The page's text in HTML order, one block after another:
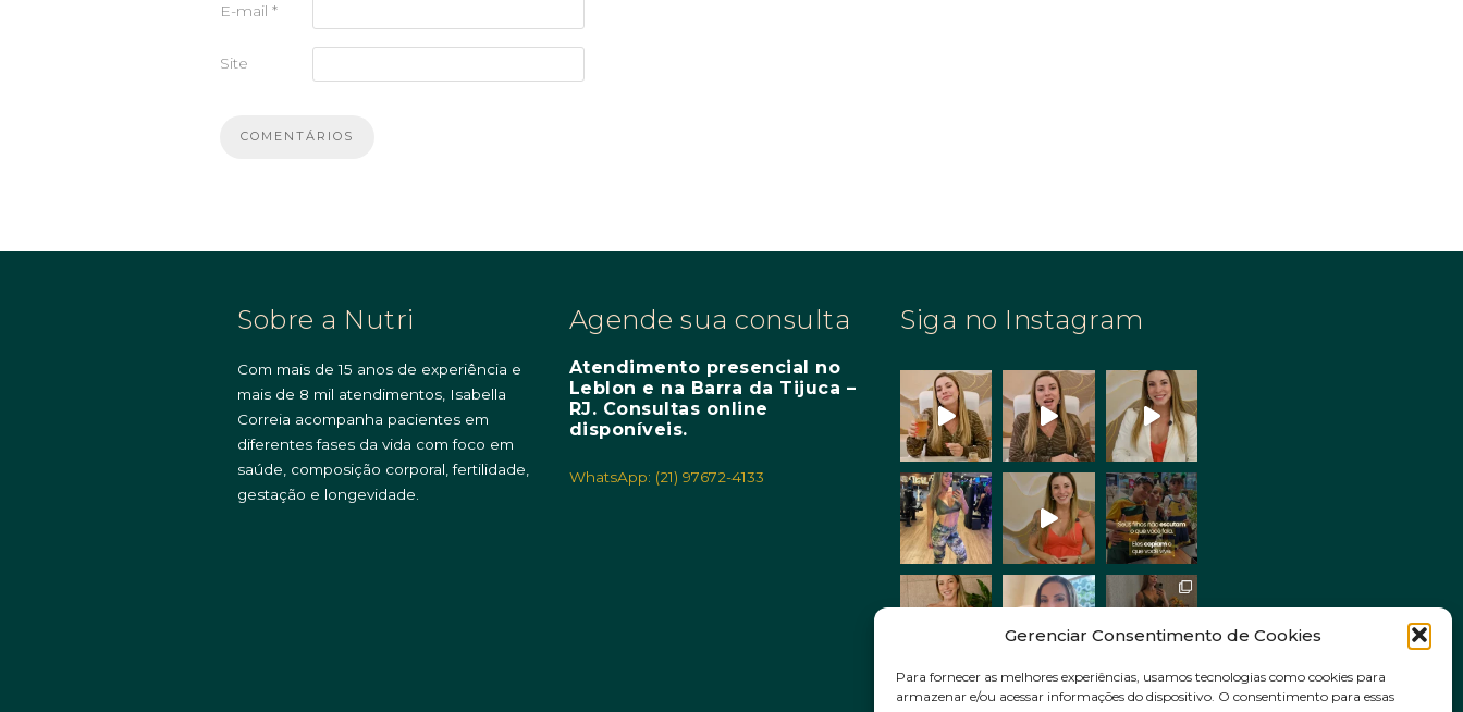
Gerenciar Consentimento de Cookies
Para fornecer as melhores experiências, usamos tecnologias como cookies para
armazenar e/ou acessar informações do dispositivo. O consentimento para essas
E-mail *
Site
Sobre a Nutri
Com mais de 15 anos de experiência e
mais de 8 mil atendimentos, Isabella
Correia acompanha pacientes em
diferentes fases da vida com foco em
saúde, composição corporal, fertilidade,
gestação e longevidade.
Agende sua consulta
Atendimento presencial no
Leblon e na Barra da Tijuca –
RJ. Consultas online
disponíveis.
WhatsApp: (21) 97672-4133
Siga no Instagram
Siga no Instagram